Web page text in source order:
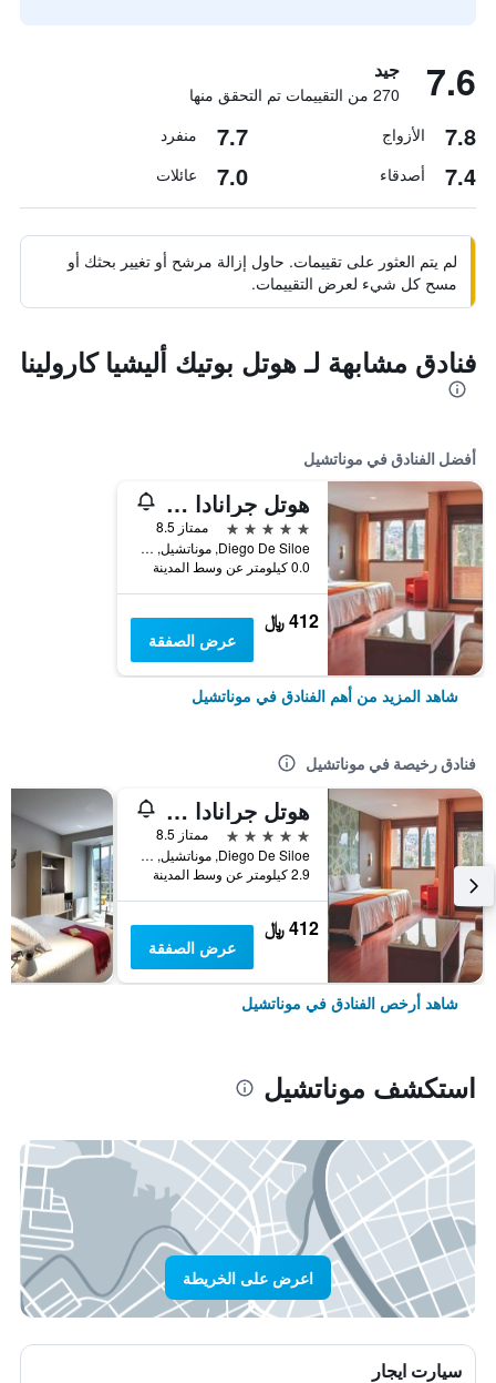
7.6 جيد
270 من التقييمات تم التحقق منها
7.8 الأزواج 7.7 منفرد
7.4 أصدقاء 7.0 عائلات
لم يتم العثور على تقييمات. حاول إزالة مرشح أو تغيير بحثك أو
مسح كل شيء لعرض التقييمات.
فنادق مشابهة لـ هوتل بوتيك أليشيا كارولينا
أفضل الفنادق في موناتشيل
هوتل جرانادا بالاس، آفيلياتيد باي ميليا
5 نجوم
ممتاز 8.5
Diego De Siloe, موناتشيل, منطقة أندلوسيا, أسبانيا
0.0 كيلومتر عن وسط المدينة
412 ﷼
عرض الصفقة
شاهد المزيد من أهم الفنادق في موناتشيل
فنادق رخيصة في موناتشيل
هوتل جرانادا بالاس، آفيلياتيد باي ميليا
5 نجوم
ممتاز 8.5
Diego De Siloe, موناتشيل, منطقة أندلوسيا, أسبانيا
2.9 كيلومتر عن وسط المدينة
412 ﷼
عرض الصفقة
شاهد أرخص الفنادق في موناتشيل
استكشف موناتشيل
اعرض على الخريطة
سيارت ايجار